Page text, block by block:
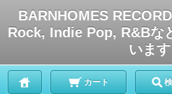
BARNHOMES
Rock, Indie Pop, R&Bな
います
カート